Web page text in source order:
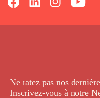
Ne ratez pas nos
Inscrivez-vous à notre